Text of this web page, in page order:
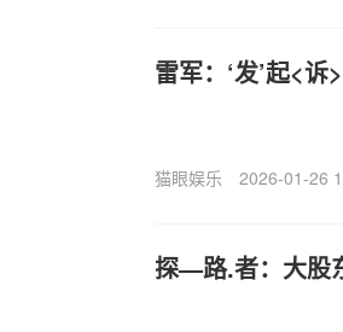
雷军：‘发’起<诉>
猫眼娱乐 2026-01-26
探—路.者：大股